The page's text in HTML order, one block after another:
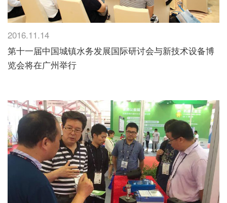
2016.11.14
第十一届中国城镇水务发展国际研讨会与新技术设备博
览会将在广州举行